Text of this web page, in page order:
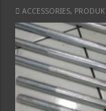
ACCESSORIES,